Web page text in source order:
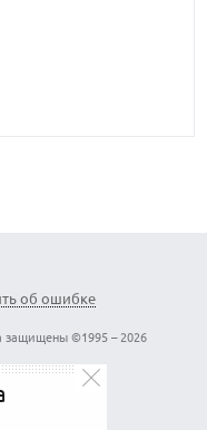
об ошибке
защищены ©1995 – 2026